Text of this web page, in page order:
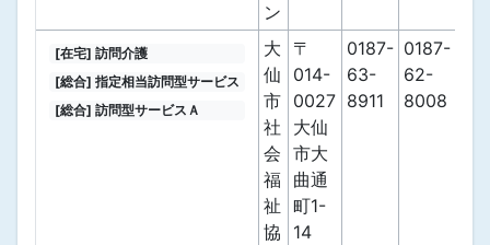
ン
[在宅] 訪問介護
[総合] 指定相当訪問型サービス
[総合] 訪問型サービスＡ
大
仙
市
社
会
福
祉
協
〒
014-
0027
大仙
市大
曲通
町1-
14
0187-
63-
8911
0187-
62-
8008